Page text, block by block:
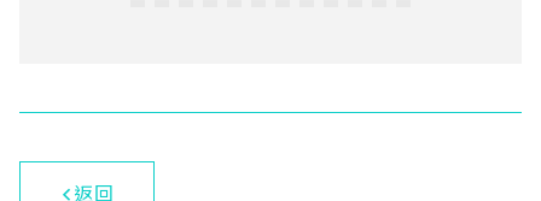
且具吸引力的內容，大幅節省行銷人員的時
間，還能讓行銷活動更快推向市場，搶佔先
機。 客戶行為分析與策略建議： 在行銷領
返回